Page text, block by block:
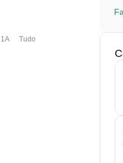
1A Tudo